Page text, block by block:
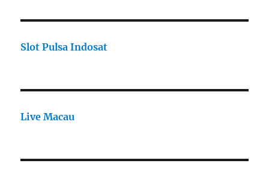
Slot Pulsa Indosat
Live Macau